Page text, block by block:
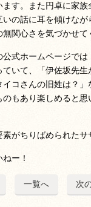
す。また円卓に家族
の話に耳を傾けなが
関心さを気づかせて
式ホームページでは
いて、「伊佐坂先生
コさんの旧姓は？」
もあり楽しめると
がちりばめられたサ
ー！
一覧へ 次